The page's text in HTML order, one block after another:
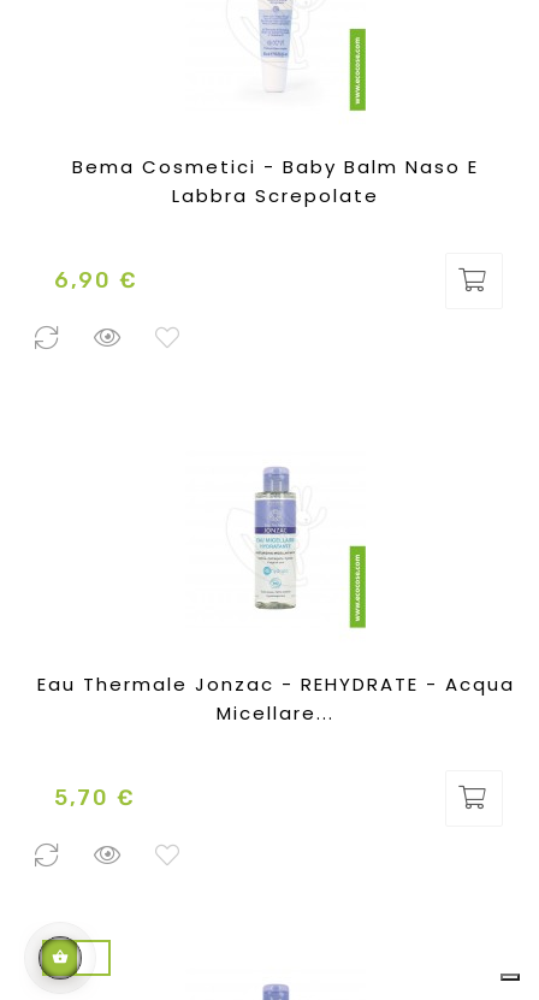
Bema Cosmetici - Baby Balm Naso E
Labbra Screpolate
Prezzo
6,90 €
0 Pezzi
Eau Thermale Jonzac - REHYDRATE - Acqua
Micellare...
Prezzo
5,70 €
0 Pezzi